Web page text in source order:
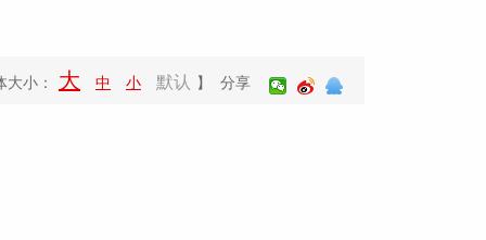
大小： 大 中 小 默认 】 分享